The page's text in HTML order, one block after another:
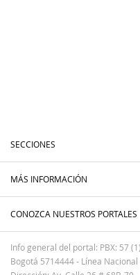
SECCIONES
MÁS INFORMACIÓN
CONOZCA NUESTROS PORTALES
Info general del portal: PBX: 57
Bogotá 5714444 - Línea